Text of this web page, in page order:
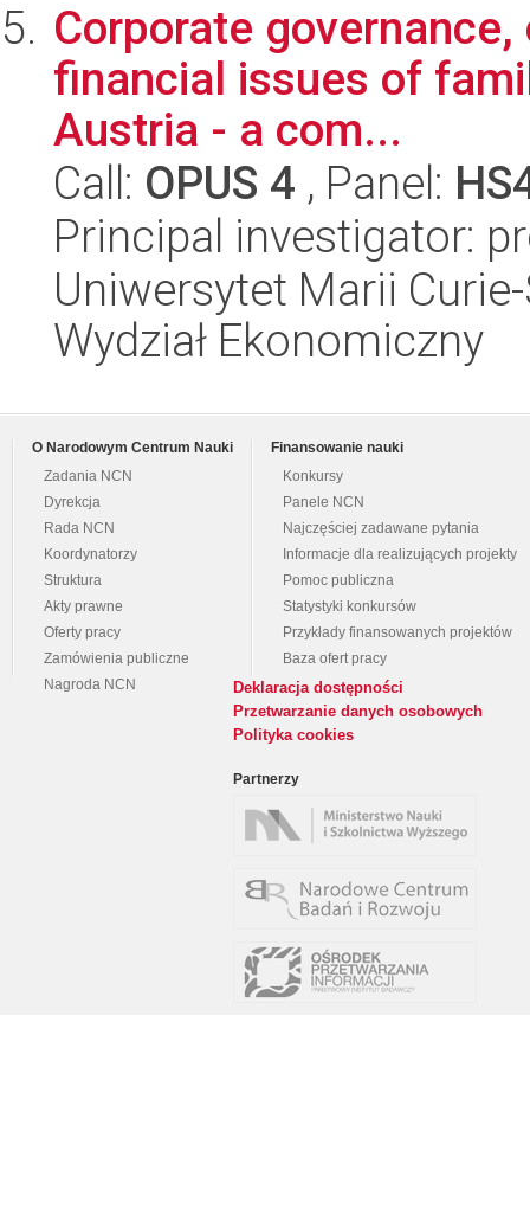
Corporate
financial issues of
Austria - a com...
Call: OPUS 4 , Panel:
Principal investigator:
Uniwersytet Marii
Wydział Ekonomiczny
O Narodowym Centrum Nauki
Zadania NCN
Dyrekcja
Rada NCN
Koordynatorzy
Struktura
Akty prawne
Oferty pracy
Zamówienia publiczne
Nagroda NCN
Finansowanie nauki
Konkursy
Panele NCN
Najczęściej zadawane pytania
Informacje dla realizujących projekty
Pomoc publiczna
Statystyki konkursów
Przykłady finansowanych projektów
Baza ofert pracy
Deklaracja dostępności
Przetwarzanie danych osobowych
Polityka cookies
Partnerzy